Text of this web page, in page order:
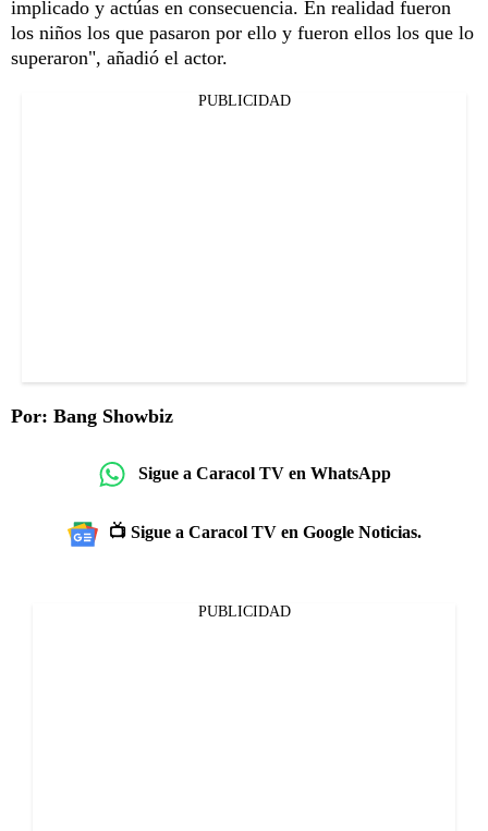
implicado y actúas en consecuencia. En realidad fueron
los niños los que pasaron por ello y fueron ellos los que lo
superaron", añadió el actor.
PUBLICIDAD
Por: Bang Showbiz
Sigue a Caracol TV en WhatsApp
📺 Sigue a Caracol TV en Google Noticias.
PUBLICIDAD